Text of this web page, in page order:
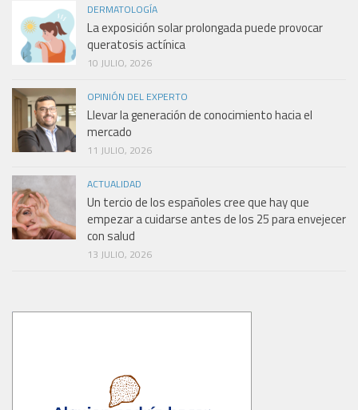
DERMATOLOGÍA
La exposición solar prolongada puede provocar
queratosis actínica
10 JULIO, 2026
OPINIÓN DEL EXPERTO
Llevar la generación de conocimiento hacia el
mercado
11 JULIO, 2026
ACTUALIDAD
Un tercio de los españoles cree que hay que
empezar a cuidarse antes de los 25 para envejecer
con salud
13 JULIO, 2026